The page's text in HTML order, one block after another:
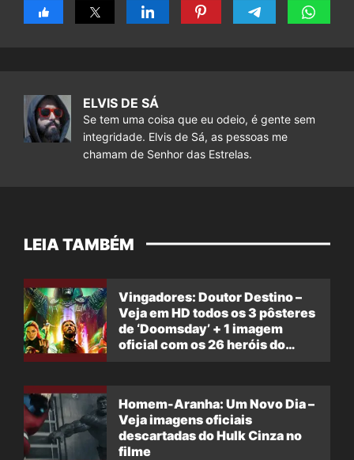
ELVIS DE SÁ
Se tem uma coisa que eu odeio, é gente sem
integridade. Elvis de Sá, as pessoas me
chamam de Senhor das Estrelas.
LEIA TAMBÉM
Vingadores: Doutor Destino –
Veja em HD todos os 3 pôsteres
de ‘Doomsday’ + 1 imagem
oficial com os 26 heróis do
Homem-Aranha: Um Novo Dia –
Veja imagens oficiais
descartadas do Hulk Cinza no
filme